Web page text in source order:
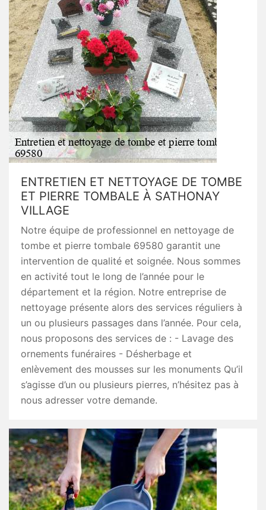
ENTRETIEN ET NETTOYAGE DE TOMBE
ET PIERRE TOMBALE À SATHONAY
VILLAGE
Notre équipe de professionnel en nettoyage de
tombe et pierre tombale 69580 garantit une
intervention de qualité et soignée. Nous sommes
en activité tout le long de l’année pour le
département et la région. Notre entreprise de
nettoyage présente alors des services réguliers à
un ou plusieurs passages dans l’année. Pour cela,
nous proposons des services de : - Lavage des
ornements funéraires - Désherbage et
enlèvement des mousses sur les monuments Qu’il
s’agisse d’un ou plusieurs pierres, n’hésitez pas à
nous adresser votre demande.